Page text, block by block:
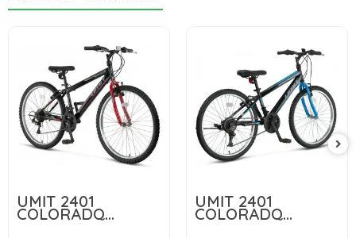
ÜMİT 2401
COLORADO
ERKEK DAĞ
Sepete Ekle
ÜMİT 2401
COLORADO
ERKEK DAĞ
Sepete Ekle